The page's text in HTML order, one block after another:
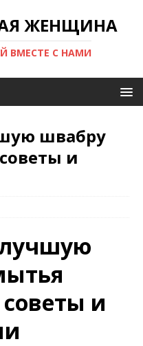
ЖЕНЩИНА
ВМЕСТЕ С НАМИ
швабру
и
и